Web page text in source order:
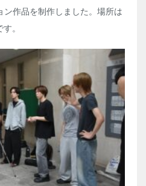
ン作品を制作しました。場所は
。